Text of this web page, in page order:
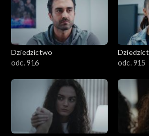
Dziedzictwo
odc. 916
odc. 915